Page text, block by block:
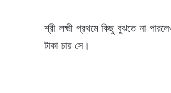
শ্রী লক্ষ্মী প্রথমে কিছু বুঝতে না
টাকা চায় সে।